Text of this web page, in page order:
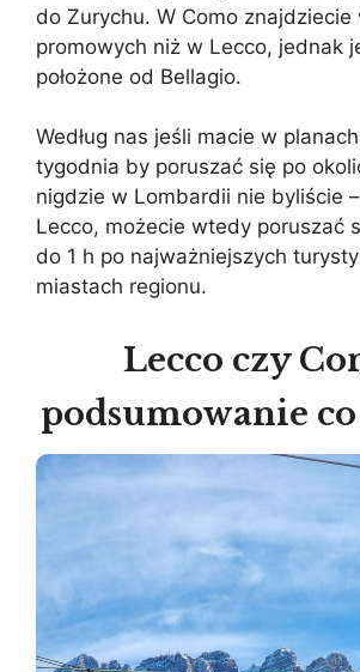
do Zurychu. W Como znajdziecie
promowych niż w Lecco, jednak
położone od Bellagio.
Według nas jeśli macie w
tygodnia by poruszać się po
nigdzie w Lombardii nie byliście
Lecco, możecie wtedy poruszać
do 1 h po najważniejszych
miastach regionu.
Lecco czy
podsumowanie